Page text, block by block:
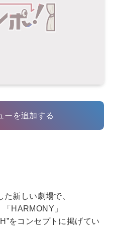
ーを追加する
新しい劇場で、
HARMONY」
をコンセプトに掲げてい